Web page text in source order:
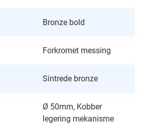
Bronze bold
Forkromet messing
Sintrede bronze
Ø 50mm, Kobber
legering mekanisme